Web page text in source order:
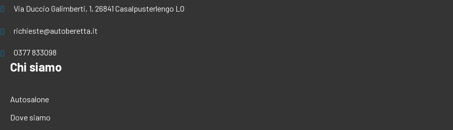
Via Duccio Galimberti, 1, 26841 Casalpusterlengo LO
richieste@autoberetta.it
0377 833098
Chi siamo
Autosalone
Dove siamo